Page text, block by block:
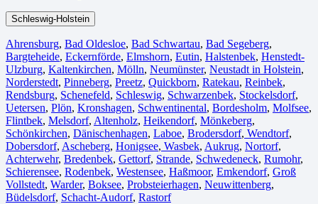
Schleswig-Holstein
Ahrensburg, Bad Oldesloe, Bad Schwartau, Bad Segeberg,
Bargteheide, Eckernförde, Elmshorn, Eutin, Halstenbek, Henstedt-
Ulzburg, Kaltenkirchen, Mölln, Neumünster, Neustadt in Holstein,
Norderstedt, Pinneberg, Preetz, Quickborn, Ratekau, Reinbek,
Rendsburg, Schenefeld, Schleswig, Schwarzenbek, Stockelsdorf,
Uetersen, Plön, Kronshagen, Schwentinental, Bordesholm, Molfsee,
Flintbek, Melsdorf, Altenholz, Heikendorf, Mönkeberg,
Schönkirchen, Dänischenhagen, Laboe, Brodersdorf, Wendtorf,
Dobersdorf, Ascheberg, Honigsee, Wasbek, Aukrug, Nortorf,
Achterwehr, Bredenbek, Gettorf, Strande, Schwedeneck, Rumohr,
Schierensee, Rodenbek, Westensee, Haßmoor, Emkendorf, Groß
Vollstedt, Warder, Boksee, Probsteierhagen, Neuwittenberg,
Büdelsdorf, Schacht-Audorf, Rastorf